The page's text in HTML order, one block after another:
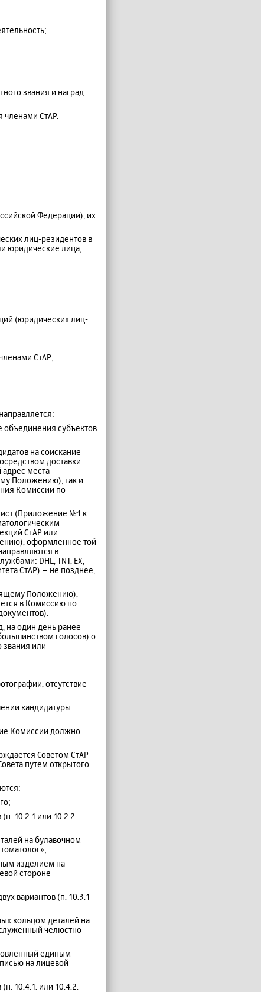
звания и наград
СтАР.
Федерации), их
лиц-резидентов в
юридические лица;
(юридических лиц-
СтАР;
объединения субъектов
на соискание
доставки
адрес места
Положению), так и
Комиссии по
(Приложение №1 к
СтАР или
оформленное той
в
DHL, TNT, EX,
СтАР) – не позднее,
Положению),
в Комиссию по
на один день ранее
голосов) о
звания или
отсутствие
кандидатуры
Комиссии должно
Советом СтАР
путем открытого
10.2.1 или 10.2.2.
на булавочном
изделием на
стороне
вариантов (п. 10.3.1
кольцом деталей на
челюстно-
единым
на лицевой
10.4.1. или 10.4.2.